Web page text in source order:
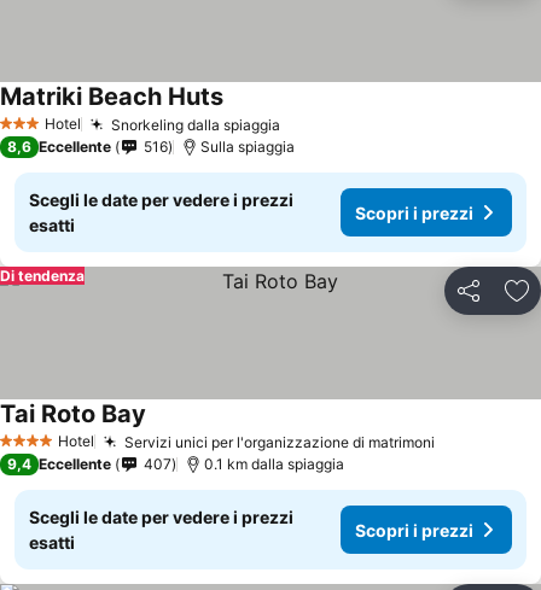
3 StelleHotel Snorkeling dalla spiaggia
Matriki Beach Huts
8,6 Eccellente 516 Sulla spiaggia
Scegli le date per vedere i prezzi
esatti
Scopri i prezzi
Condividi
Di tendenza
4 Stelle Hotel Servizi unici per l'organizzazione di matrimoni
Tai Roto Bay
9,4 Eccellente 407 0.1 km dalla spiaggia
Scegli le date per vedere i prezzi
esatti
Scopri i prezzi